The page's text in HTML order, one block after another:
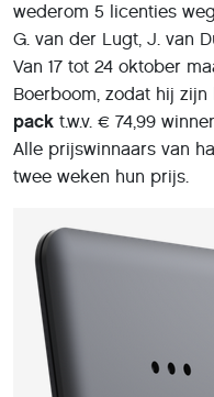
wederom 5 licenties
G. van der Lugt, J. van
Van 17 tot 24 oktober
Boerboom, zodat hij
pack t.w.v. € 74,99
Alle prijswinnaars van
twee weken hun prijs.